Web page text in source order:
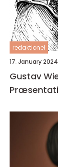
redaktionel
17. January 2024
Gustav